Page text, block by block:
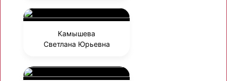
Камышева
Светлана Юрьевна